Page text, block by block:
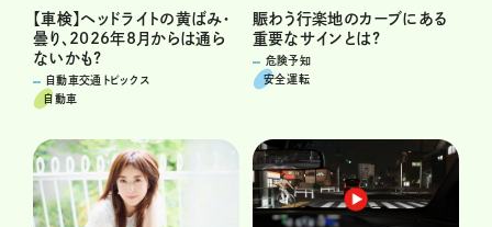
【車検】ヘッドライトの黄ばみ・
曇り、2026年8月からは通ら
ないかも?
自動車交通トピックス
自動車
賑わう行楽地のカーブにある
重要なサインとは?
危険予知
安全運転